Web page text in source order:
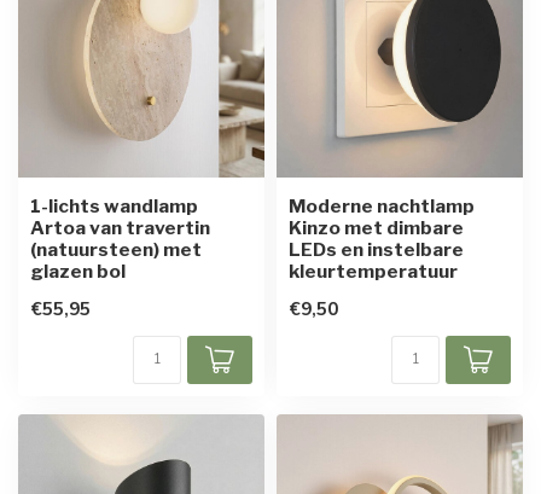
1-lichts wandlamp
Artoa van travertin
(natuursteen) met
glazen bol
€55,95
Moderne nachtlamp
Kinzo met dimbare
LEDs en instelbare
kleurtemperatuur
€9,50